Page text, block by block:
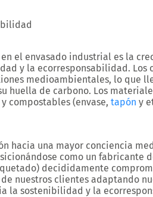
el envasado industrial es la
y la ecorresponsabilidad. Los
medioambientales, lo que
huella de carbono. Los
compostables (envase, tapón y
hacia una mayor conciencia
como un fabricante
decididamente
nuestros clientes adaptando
la sostenibilidad y la